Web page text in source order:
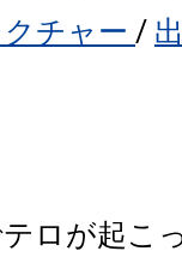
チャー /
ロが起こ